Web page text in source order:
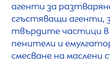
агенти за
сгъстяващи агенти,
твърдите частици
пенители и
смесване на маслени